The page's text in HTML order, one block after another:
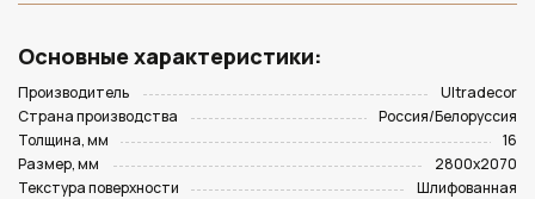
Основные характеристики:
Производитель
Ultradecor
Страна производства
Россия/Белоруссия
Толщина, мм
16
Размер, мм
2800х2070
Текстура поверхности
Шлифованная